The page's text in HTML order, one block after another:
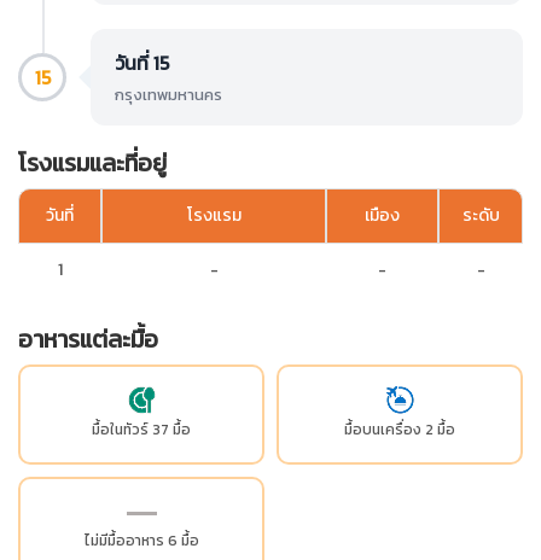
15 วันที่ 15
กรุงเทพมหานคร
โรงแรมและที่อยู่
วันที่ โรงแรม เมือง ระดับ
1 - - -
อาหารแต่ละมื้อ
มื้อในทัวร์ 37 มื้อ มื้อบนเครื่อง 2 มื้อ
ไม่มีมื้ออาหาร 6 มื้อ